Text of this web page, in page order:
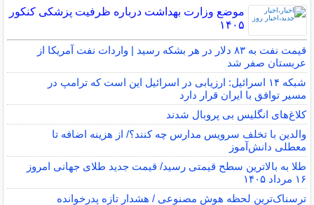
موضع وزارت بهداشت درباره ظرفیت پزشکی کنکور
۱۴۰۵
قیمت نفت به ۸۳ دلار در هر بشکه رسید | واردات نفت آمریکا از
عربستان صفر شد
شبکه ۱۴ اسرائیل: ارزیابی در اسرائیل این است که ترامپ در
مسیر توافق با ایران قرار دارد
کلاغ‌های انگلیس بی پروبال شدند
والدین با تخلف سرویس مدارس چه کنند؟/ از هزینه اضافه تا
معطلی دانش‌آموز
طلا به بالاترین سطح قیمتی رسید/ قیمت جدید طلای جهانی امروز
۱۶ مرداد ۱۴۰۵
ترسناک‌ترین لحظه هوش مصنوعی / هشدار تازه پدرخوانده